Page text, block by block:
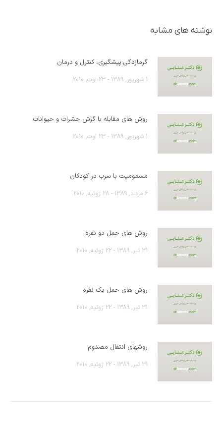
نوشته های مشابه
گرمازدگی:پیشگیری، کنترل و درمان
1 شهریور, 1389 - 23 اوت, 2010
روش های مقابله با گزش حشرات و حیوانات
1 شهریور, 1389 - 23 اوت, 2010
مسمومیت با سرب در کودکان
6 مرداد, 1389 - 28 ژوئیه, 2010
روش های حمل دو نفره
31 تیر, 1389 - 22 ژوئیه, 2010
روش های حمل یک نفره
31 تیر, 1389 - 22 ژوئیه, 2010
روشهای انتقال مصدوم
31 تیر, 1389 - 22 ژوئیه, 2010